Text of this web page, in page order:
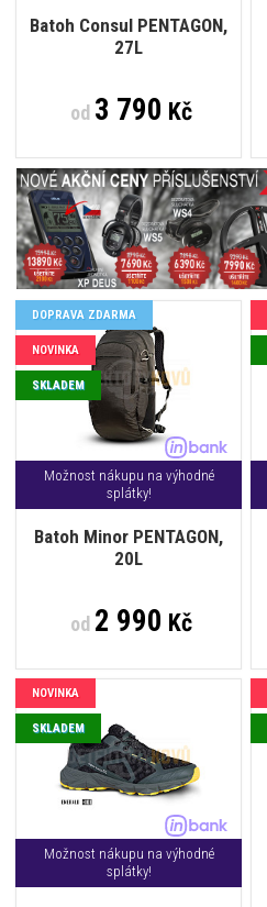
Batoh Consul PENTAGON,
27L
od3 790 Kč
Možnost nákupu na výhodné
splátky!
Batoh Minor PENTAGON,
20L
DOPRAVA ZDARMA
NOVINKA
SKLADEM
od2 990 Kč
Možnost nákupu na výhodné
splátky!
NOVINKA
SKLADEM